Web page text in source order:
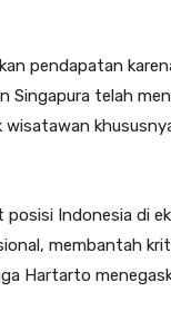
pendapatan
Singapura telah
Indonesia di
membantah
Hartarto